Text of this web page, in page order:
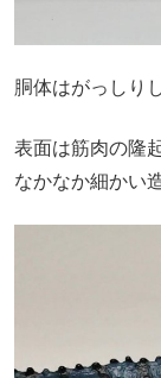
胴体はがっしり
表面は筋肉の隆
なかなか細かい